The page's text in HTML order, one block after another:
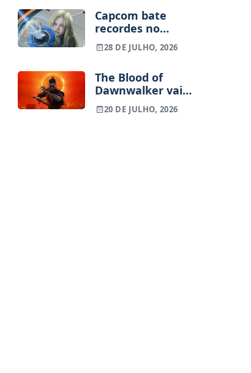
Capcom bate
recordes no
primeiro
trimestre:
2,5 milhões,
Resident Evil
Requiem chega
aos 8 milhões
28 DE JULHO, 2026
The Blood of
Dawnwalker vai
ter o jogo inteiro
no disco
20 DE JULHO, 2026